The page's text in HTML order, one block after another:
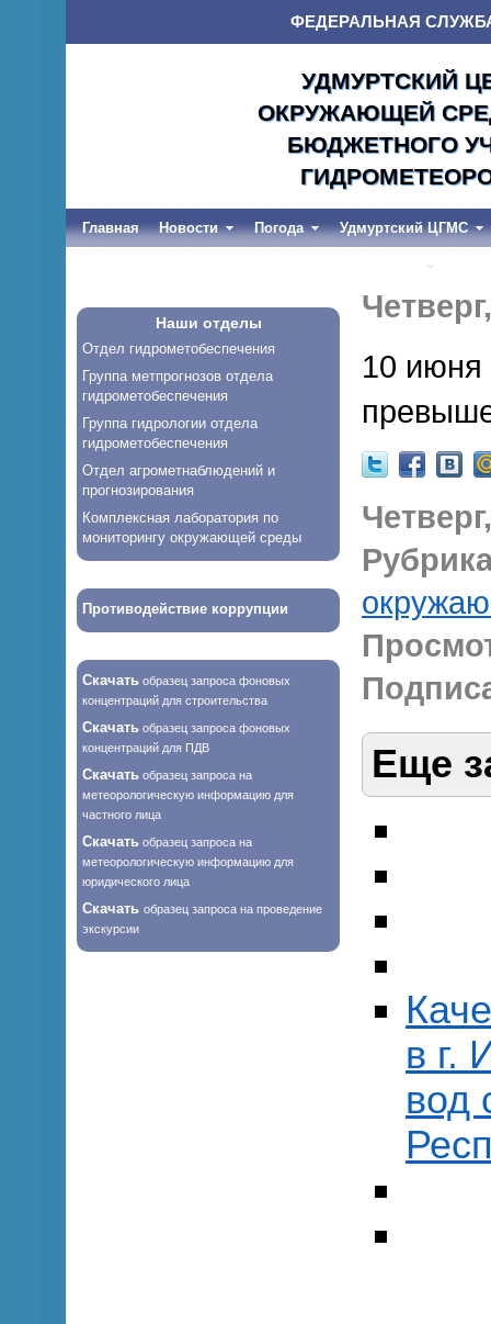
ФЕДЕРАЛЬНАЯ
УДМУРТСКИЙ
ОКРУЖАЮЩЕЙ
БЮДЖЕТНОГО
Главная Новости Погода Удмуртский ЦГМС
Наши отделы
Отдел гидрометобеспечения
Группа метпрогнозов отдела
гидрометобеспечения
Группа гидрологии отдела
гидрометобеспечения
Отдел агрометнаблюдений и
прогнозирования
Комплексная лаборатория по
мониторингу окружающей среды
Противодействие коррупции
Скачать образец запроса фоновых
концентраций для строительства
Скачать образец запроса фоновых
концентраций для ПДВ
Скачать образец запроса на
метеорологическую информацию для
частного лица
Скачать образец запроса на
метеорологическую информацию для
юридического лица
Скачать образец запроса на проведение
экскурсии
10 июня
Еще
в г.
вод